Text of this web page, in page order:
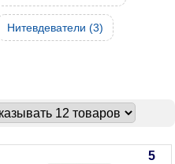
Нитевдеватели (3)
5